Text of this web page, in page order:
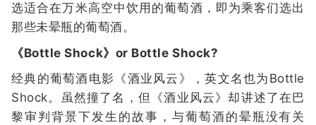
选适合在万米高空中饮用的葡萄酒，即为乘客们选出
那些未晕瓶的葡萄酒。
《Bottle Shock》or Bottle Shock?
经典的葡萄酒电影《酒业风云》，英文名也为Bottle
Shock。虽然撞了名，但《酒业风云》却讲述了在巴
黎审判背景下发生的故事，与葡萄酒的晕瓶没有关